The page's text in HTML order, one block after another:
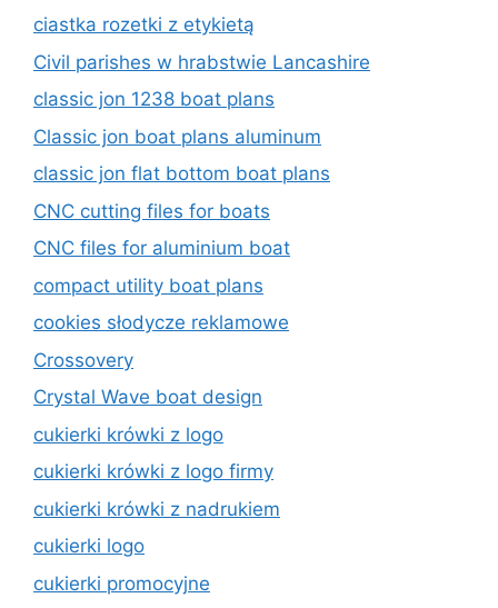
ciastka rozetki z etykietą
Civil parishes w hrabstwie Lancashire
classic jon 1238 boat plans
Classic jon boat plans aluminum
classic jon flat bottom boat plans
CNC cutting files for boats
CNC files for aluminium boat
compact utility boat plans
cookies słodycze reklamowe
Crossovery
Crystal Wave boat design
cukierki krówki z logo
cukierki krówki z logo firmy
cukierki krówki z nadrukiem
cukierki logo
cukierki promocyjne